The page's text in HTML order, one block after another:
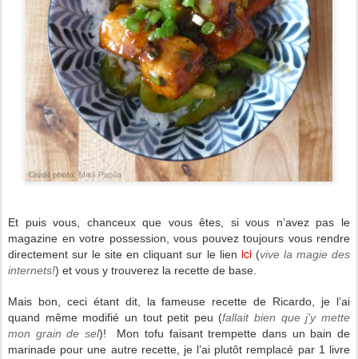
Et puis vous, chanceux que vous êtes, si vous n’avez pas le
magazine en votre possession, vous pouvez toujours vous rendre
directement sur le site en cliquant sur le lien ici(vive la magie des
internets!) et vous y trouverez la recette de base.
Mais bon, ceci étant dit, la fameuse recette de Ricardo, je l’ai
quand même modifié un tout petit peu (fallait bien que j’y mette
mon grain de sel)! Mon tofu faisant trempette dans un bain de
marinade pour une autre recette, je l’ai plutôt remplacé par 1 livre